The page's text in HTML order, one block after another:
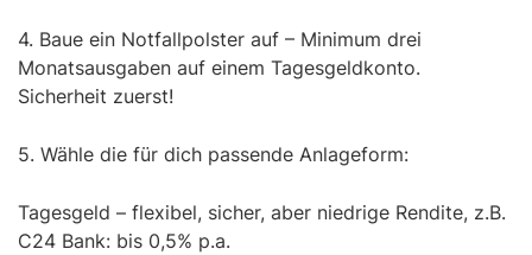
4. Baue ein Notfallpolster auf – Minimum drei
Monatsausgaben auf einem Tagesgeldkonto.
Sicherheit zuerst!
5. Wähle die für dich passende Anlageform:
Tagesgeld – flexibel, sicher, aber niedrige Rendite, z.B.
C24 Bank: bis 0,5% p.a.